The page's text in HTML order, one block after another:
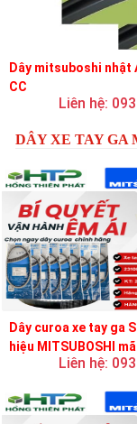
Dây mitsuboshi nhật
CC
Liên hệ:
DÂY XE TAY GA
Dây curoa xe tay ga
hiệu MITSUBOSHI
Liên hệ: